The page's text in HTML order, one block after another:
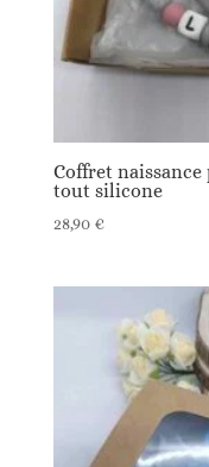
Coffret
tout silicone
28,90 €